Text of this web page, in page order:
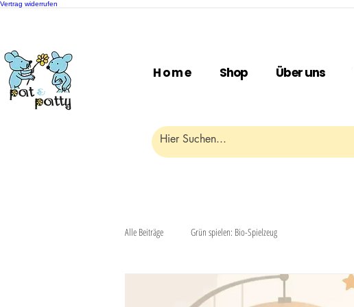
Vertrag widerrufen
H o m e Shop Über uns
Alle Beiträge Grün spielen: Bio-Spielzeug